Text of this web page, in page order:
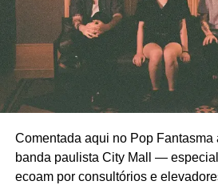
Comentada aqui no Pop Fantasma
banda paulista City Mall —
ecoam por consultórios e